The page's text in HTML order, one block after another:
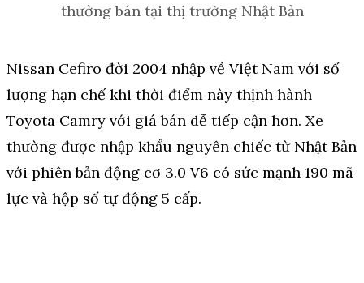
thường bán tại thị trường Nhật Bản
Nissan Cefiro đời 2004 nhập về Việt Nam với số
lượng hạn chế khi thời điểm này thịnh hành
Toyota Camry với giá bán dễ tiếp cận hơn. Xe
thường được nhập khẩu nguyên chiếc từ Nhật Bản
với phiên bản động cơ 3.0 V6 có sức mạnh 190 mã
lực và hộp số tự động 5 cấp.